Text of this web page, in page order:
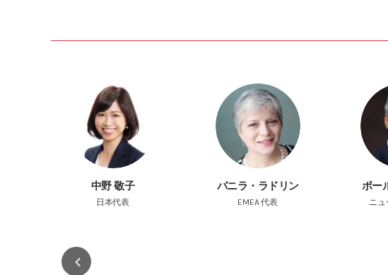
中野 敬子
日本代表
パニラ・ラドリン
EMEA 代表
ポー
ニュ